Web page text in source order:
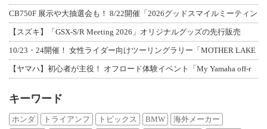
CB750F 展示や大抽選会も！ 8/22開催「2026グッドスマイルミーティン
【スズキ】「GSX-S/R Meeting 2026」オリジナルグッズの先行販売
10/23・24開催！ 女性ライダー向けツーリングラリー「MOTHER LAKE
【ヤマハ】初心者が主役！ オフロード体験イベント「My Yamaha off-r
キーワード
ホンダ トライアンフ トピックス BMW
海外メーカー